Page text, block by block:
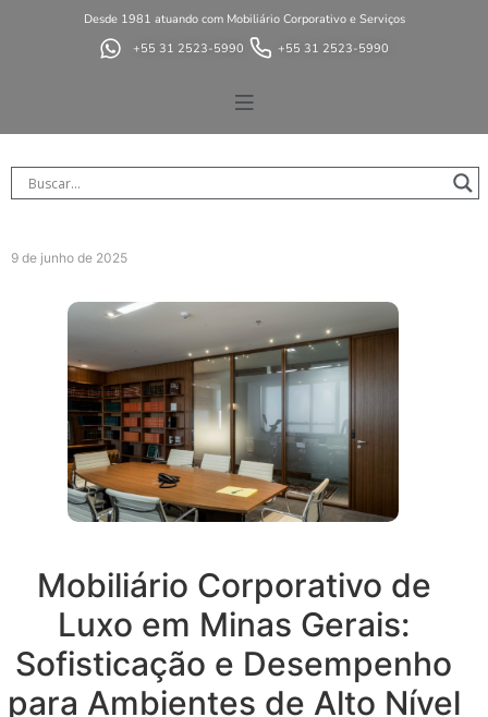
Desde 1981 atuando com Mobiliário Corporativo e Serviços
+55 31 2523-5990
+55 31 2523-5990
9 de junho de 2025
Mobiliário Corporativo de
Luxo em Minas Gerais:
Sofisticação e Desempenho
para Ambientes de Alto Nível